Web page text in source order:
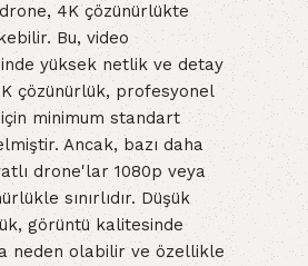
4K çözünürlükte
Bu, video
yüksek netlik ve detay
çözünürlük, profesyonel
minimum standart
Ancak, bazı daha
drone'lar 1080p veya
sınırlıdır. Düşük
görüntü kalitesinde
neden olabilir ve özellikle